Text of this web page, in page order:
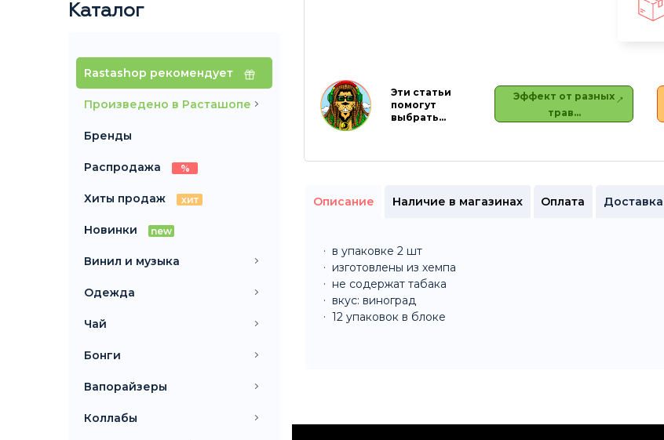
Каталог
Rastashop рекомендует
Произведено в Расташопе
Бренды
Распродажа %
Хиты продаж хит
Новинки new
Винил и музыка
Одежда
Чай
Бонги
Вапорайзеры
Коллабы
Эти статьи
помогут
выбрать…
Эффект от разных
трав…
Описание
в упаковке 2 шт
изготовлены из хемпа
не содержат табака
вкус: виноград
12 упаковок в блоке
Наличие в магазинах Оплата Доставка